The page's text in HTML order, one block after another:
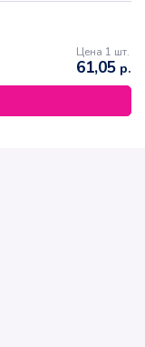
Цена 1 шт.
61,05 р.